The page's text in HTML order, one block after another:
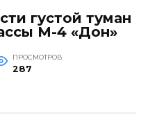
густой туман
М-4 «Дон»
ПРОСМОТРОВ
287